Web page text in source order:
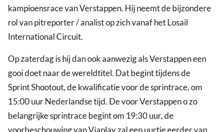
kampioensrace van Verstappen. Hij neemt de bijzondere
rol van pitreporter / analist op zich vanaf het Losail
International Circuit.
Op zaterdag is hij dan ook aanwezig als Verstappen een
gooi doet naar de wereldtitel. Dat begint tijdens de
Sprint Shootout, de kwalificatie voor de sprintrace, om
15:00 uur Nederlandse tijd. De voor Verstappen o zo
belangrijke sprintrace begint om 19:30 uur, de